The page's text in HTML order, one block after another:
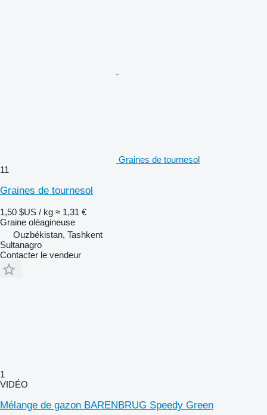
Graines de tournesol
11
Graines de tournesol
1,50 $US / kg ≈ 1,31 €
Graine oléagineuse
Ouzbékistan, Tashkent
Sultanagro
Contacter le vendeur
1
VIDÉO
Mélange de gazon BARENBRUG Speedy Green